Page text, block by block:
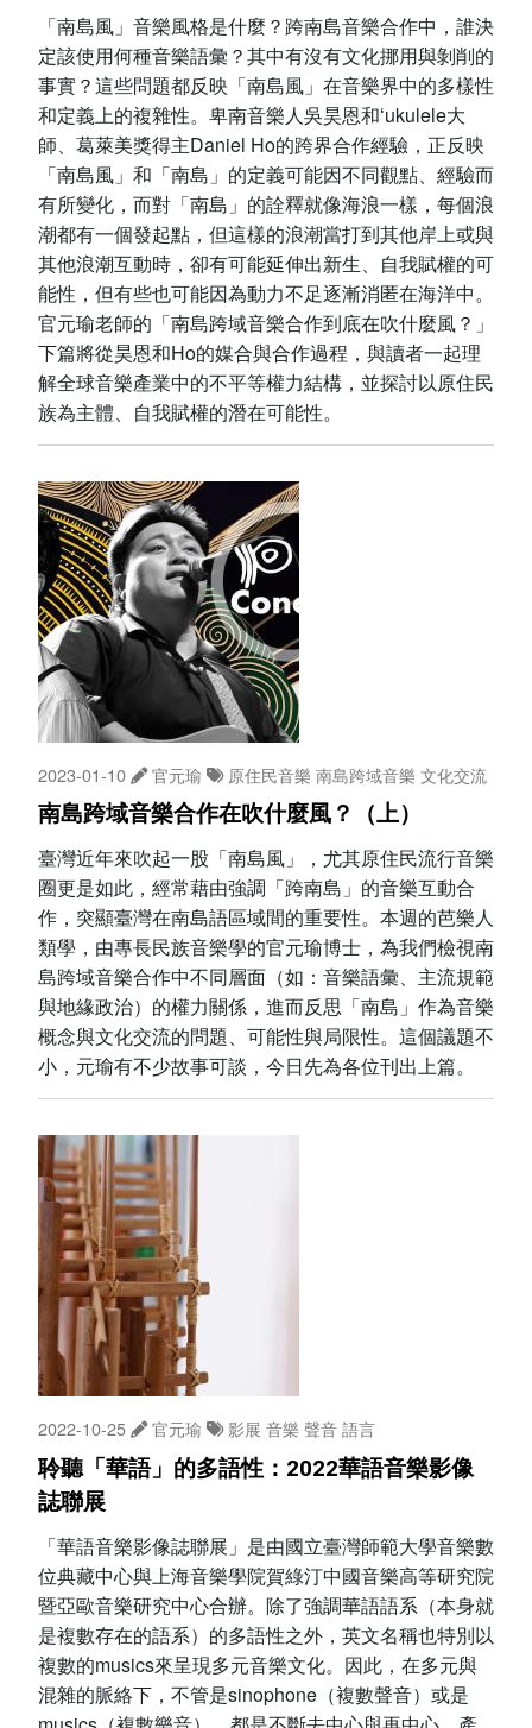
「南島風」音樂風格是什麼？跨南島音樂合作中，誰決
定該使用何種音樂語彙？其中有沒有文化挪用與剝削的
事實？這些問題都反映「南島風」在音樂界中的多樣性
和定義上的複雜性。卑南音樂人吳昊恩和ʻukulele大
師、葛萊美獎得主Daniel Ho的跨界合作經驗，正反映
「南島風」和「南島」的定義可能因不同觀點、經驗而
有所變化，而對「南島」的詮釋就像海浪一樣，每個浪
潮都有一個發起點，但這樣的浪潮當打到其他岸上或與
其他浪潮互動時，卻有可能延伸出新生、自我賦權的可
能性，但有些也可能因為動力不足逐漸消匿在海洋中。
官元瑜老師的「南島跨域音樂合作到底在吹什麼風？」
下篇將從昊恩和Ho的媒合與合作過程，與讀者一起理
解全球音樂產業中的不平等權力結構，並探討以原住民
族為主體、自我賦權的潛在可能性。
2023-01-10 官元瑜 原住民音樂 南島跨域音樂 文化交流
南島跨域音樂合作在吹什麼風？（上）
臺灣近年來吹起一股「南島風」，尤其原住民流行音樂
圈更是如此，經常藉由強調「跨南島」的音樂互動合
作，突顯臺灣在南島語區域間的重要性。本週的芭樂人
類學，由專長民族音樂學的官元瑜博士，為我們檢視南
島跨域音樂合作中不同層面（如：音樂語彙、主流規範
與地緣政治）的權力關係，進而反思「南島」作為音樂
概念與文化交流的問題、可能性與局限性。這個議題不
小，元瑜有不少故事可談，今日先為各位刊出上篇。
2022-10-25 官元瑜 影展 音樂 聲音語言
聆聽「華語」的多語性：2022華語音樂影像
誌聯展
「華語音樂影像誌聯展」是由國立臺灣師範大學音樂數
位典藏中心與上海音樂學院賀綠汀中國音樂高等研究院
暨亞歐音樂研究中心合辦。除了強調華語語系（本身就
是複數存在的語系）的多語性之外，英文名稱也特別以
複數的musics來呈現多元音樂文化。因此，在多元與
混雜的脈絡下，不管是sinophone（複數聲音）或是